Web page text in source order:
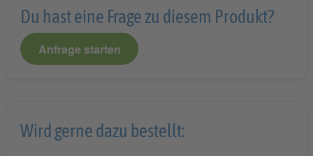
Du hast eine Frage zu diesem Produkt?
Anfrage starten
Wird gerne dazu bestellt: